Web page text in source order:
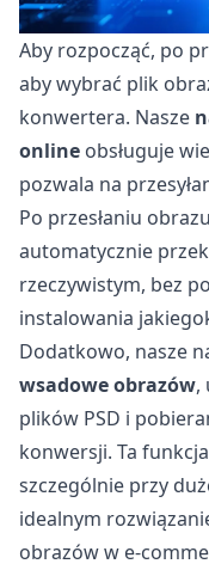
Aby rozpocząć, po
aby wybrać plik
konwertera. Nasze
online obsługuje
pozwala na
Po przesłaniu
automatycznie
rzeczywistym, bez
instalowania
Dodatkowo, nasze
wsadowe obrazów,
plików PSD i
konwersji. Ta
szczególnie przy
idealnym
obrazów w e-